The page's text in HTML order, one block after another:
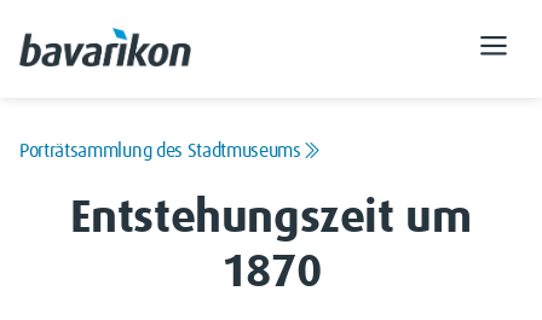
Porträtsammlung des Stadtmuseums
Entstehungszeit um
1870